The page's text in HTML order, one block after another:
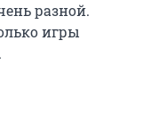
разной.
игры